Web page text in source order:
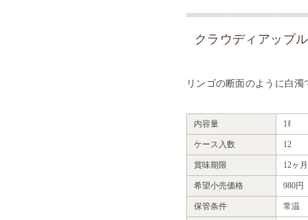
クラウディアップ
リンゴの断面のように白
内容量 1ℓ
ケース入数 12
賞味期限 12ヶ月
希望小売価格 980円
保管条件 常温